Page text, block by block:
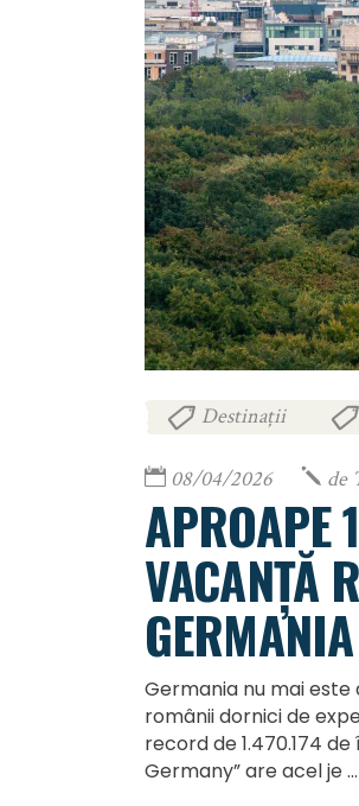
Destinații
08/04/2026 de
APROAPE
VACANȚĂ
GERMANIA
Germania nu mai
românii dornici de
record de 1.470.174
Germany” are acel je